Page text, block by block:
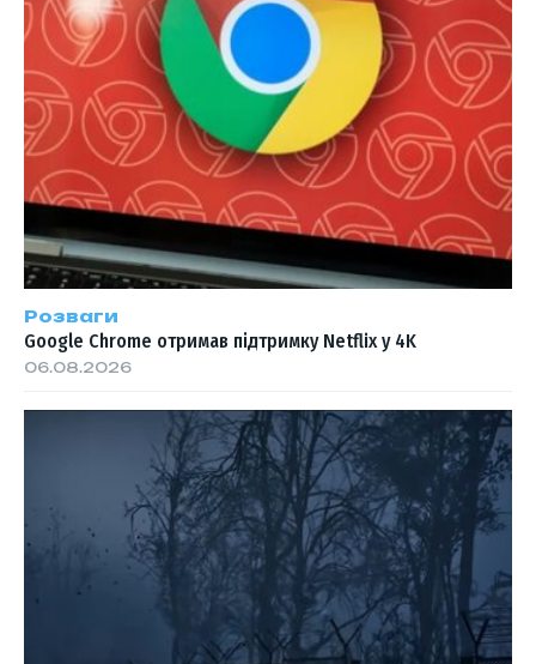
Розваги
Google Chrome отримав підтримку Netflix у 4K
06.08.2026